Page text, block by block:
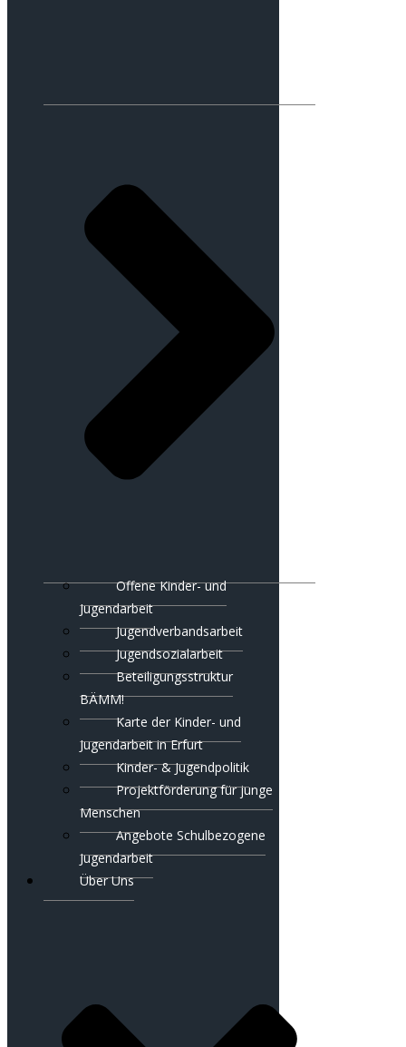
Offene Kinder- und
Jugendarbeit
Jugendverbandsarbeit
Jugendsozialarbeit
Beteiligungsstruktur
BÄMM!
Karte der Kinder- und
Jugendarbeit in Erfurt
Kinder- & Jugendpolitik
Projektförderung für junge
Menschen
Angebote Schulbezogene
Jugendarbeit
Über Uns